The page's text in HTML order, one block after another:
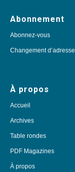
Abonnement
Abonnez-vous
Changement d’adresse
À propos
Accueil
Archives
Table rondes
PDF Magazines
À propos